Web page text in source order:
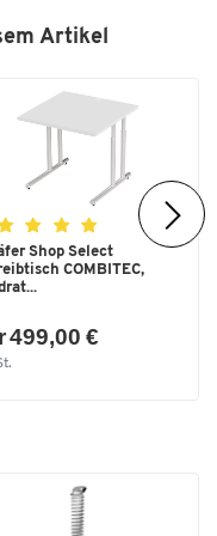
Artikel
Shop Select
COMBITEC,
499,00 €